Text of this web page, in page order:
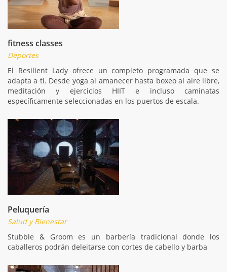
fitness classes
Deportes
El Resilient Lady ofrece un completo programada que se
adapta a ti. Desde yoga al amanecer hasta boxeo al aire libre,
meditación y ejercicios HIIT e incluso caminatas
específicamente seleccionadas en los puertos de escala.
Peluquería
Salud y Bienestar
Stubble & Groom es un barbería tradicional donde los
caballeros podrán deleitarse con cortes de cabello y barba